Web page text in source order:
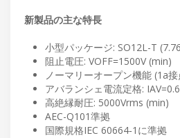
新製品の主な特長
小型パッケージ: SO12L-T
阻止電圧: VOFF=1500V (min)
ノーマリーオープン機能 (1a接
アバランシェ電流定格:
高絶縁耐圧: 5000Vrms (min)
AEC-Q101準拠
国際規格IEC 60664‐1に準拠